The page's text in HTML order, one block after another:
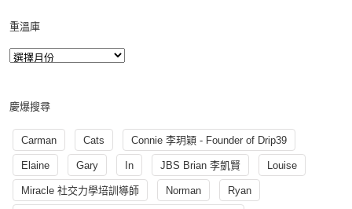
重溫庫
慶爆搜尋
Carman Cats Connie 李玥穎 - Founder of Drip39
Elaine Gary In JBS Brian 李凱賢 Louise
Miracle 社交力學培訓導師 Norman Ryan